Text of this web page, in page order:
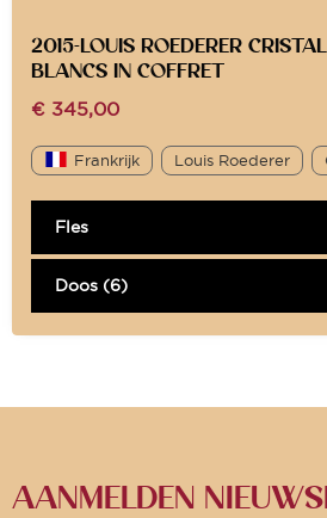
2015-LOUIS ROEDERER
BLANCS IN COFFRET
€ 345,00
Frankrijk Louis Roederer
Fles
Doos (6)
AANMELDEN